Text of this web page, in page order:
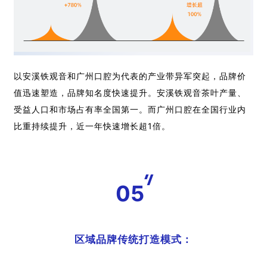
以安溪铁观音和广州口腔为代表的产业带异军突起，品牌价
值迅速塑造，品牌知名度快速提升。安溪铁观音茶叶产量、
受益人口和市场占有率全国第一。而广州口腔在全国行业内
比重持续提升，近一年快速增长超1倍。
05
区域品牌传统打造模式：